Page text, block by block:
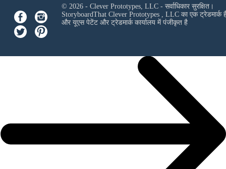
© 2026 - Clever Prototypes, LLC - सर्वाधिकार सुरक्षित।
StoryboardThat Clever Prototypes , LLCका एक ट्रेडमार्क
और यूएस पेटेंट और ट्रेडमार्क कार्यालय में पंजीकृत है